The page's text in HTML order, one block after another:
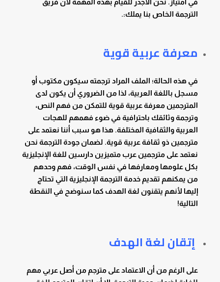
الترجمة الخاص بنا يملك:.
معرفة عربية قوية
في هذه الحالة؛ الملف المراد ترجمته سيكون مكتوب أو
مسجل باللغة العربية، لذا من الضروري أن يكون لدى
المترجمين معرفة عربية قوية للتمكن من فهم النص،
وترجمة وثائقك باحترافية في ضوء فهمهم للهجات
العربية والثقافية المختلفة. هذا هو سبب أننا نعتمد على
مترجمين ذو ثقافة عربية قوية. لضمان جودة الترجمة نحن
نعتمد على مترجمين عرب متميزين دارسين للغة الإنجليزية
بكل علومها ومعارفها في نفس الوقت، فهم وحدهم
من يمكنهم تقديم خدمة الترجمة الإنجليزية التي تحتاج
إليها لأنهم يتقنون لغة الهدف كما سنوضح في النقطة
التالية!
إتقان لغة الهدف
على الرغم من أن الاعتماد على مترجم من أصل عربي مهم